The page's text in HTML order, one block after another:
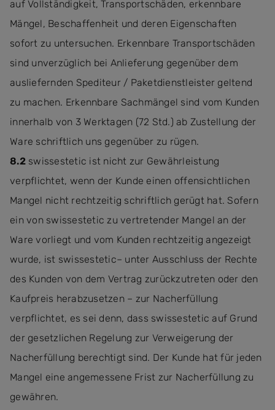
auf Vollständigkeit, Transportschäden, erkennbare
Mängel, Beschaffenheit und deren Eigenschaften
sofort zu untersuchen. Erkennbare Transportschäden
sind unverzüglich bei Anlieferung gegenüber dem
ausliefernden Spediteur / Paketdienstleister geltend
zu machen. Erkennbare Sachmängel sind vom Kunden
innerhalb von 3 Werktagen (72 Std.) ab Zustellung der
Ware schriftlich uns gegenüber zu rügen.
8.2swissestetic ist nicht zur Gewährleistung
verpflichtet, wenn der Kunde einen offensichtlichen
Mangel nicht rechtzeitig schriftlich gerügt hat. Sofern
ein von swissestetic zu vertretender Mangel an der
Ware vorliegt und vom Kunden rechtzeitig angezeigt
wurde, ist swissestetic– unter Ausschluss der Rechte
des Kunden von dem Vertrag zurückzutreten oder den
Kaufpreis herabzusetzen – zur Nacherfüllung
verpflichtet, es sei denn, dass swissestetic auf Grund
der gesetzlichen Regelung zur Verweigerung der
Nacherfüllung berechtigt sind. Der Kunde hat für jeden
Mangel eine angemessene Frist zur Nacherfüllung zu
gewähren.